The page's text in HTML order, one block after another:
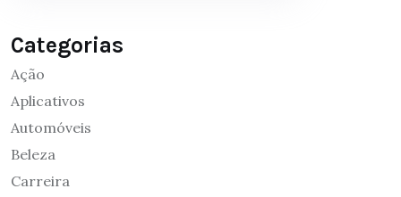
Categorias
Ação
Aplicativos
Automóveis
Beleza
Carreira